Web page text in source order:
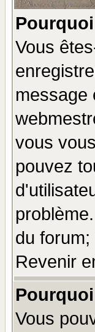
Vous
message
vous
pouvez
du
Revenir
Vous